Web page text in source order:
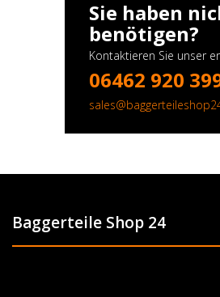
Sie haben
benötigen?
Kontaktieren Sie unser
06462 920
Baggerteile Shop 24